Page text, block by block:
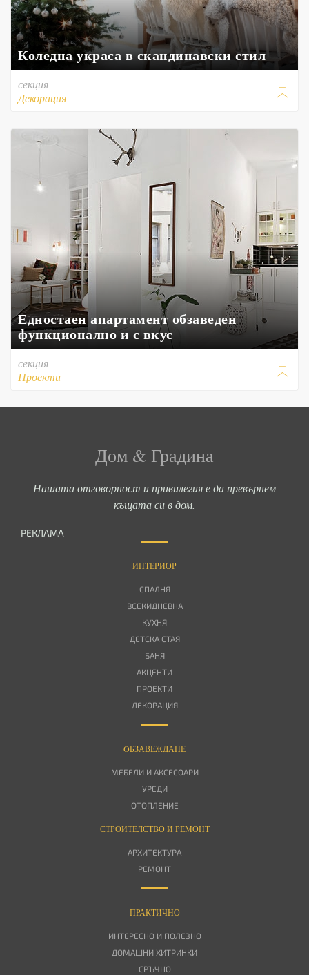
Коледна украса в скандинавски стил

секция
Декорация
Едностаен апартамент обзаведен
функционално и с вкус

секция
Проекти
Дом & Градина
Нашата отговорност и привилегия е да превърнем
къщата си в дом.
РЕКЛАМА
ИНТЕРИОР
СПАЛНЯ
ВСЕКИДНЕВНА
КУХНЯ
ДЕТСКА СТАЯ
БАНЯ
АКЦЕНТИ
ПРОЕКТИ
ДЕКОРАЦИЯ
OБЗАВЕЖДАНЕ
МЕБЕЛИ И АКСЕСОАРИ
УРЕДИ
ОТОПЛЕНИЕ
СТРОИТЕЛСТВО И РЕМОНТ
АРХИТЕКТУРА
РЕМОНТ
ПРАКТИЧНО
ИНТЕРЕСНО И ПОЛЕЗНО
ДОМАШНИ ХИТРИНКИ
СРЪЧНО